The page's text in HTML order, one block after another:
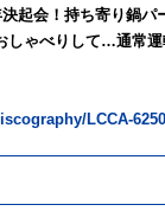
起会！持ち寄り鍋パ
ゃべりして…通常運
LCCA-6250